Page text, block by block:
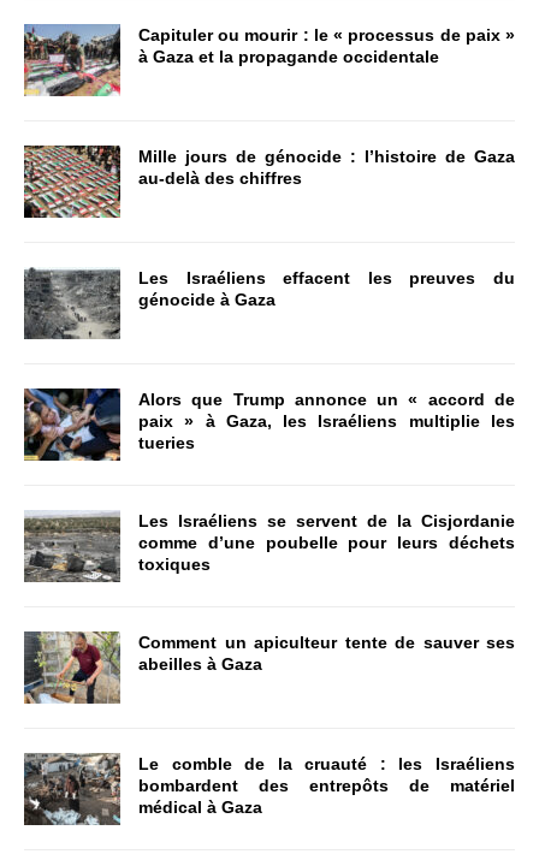
Capituler ou mourir : le « processus de paix »
à Gaza et la propagande occidentale
Mille jours de génocide : l’histoire de Gaza
au-delà des chiffres
Les Israéliens effacent les preuves du
génocide à Gaza
Alors que Trump annonce un « accord de
paix » à Gaza, les Israéliens multiplie les
tueries
Les Israéliens se servent de la Cisjordanie
comme d’une poubelle pour leurs déchets
toxiques
Comment un apiculteur tente de sauver ses
abeilles à Gaza
Le comble de la cruauté : les Israéliens
bombardent des entrepôts de matériel
médical à Gaza